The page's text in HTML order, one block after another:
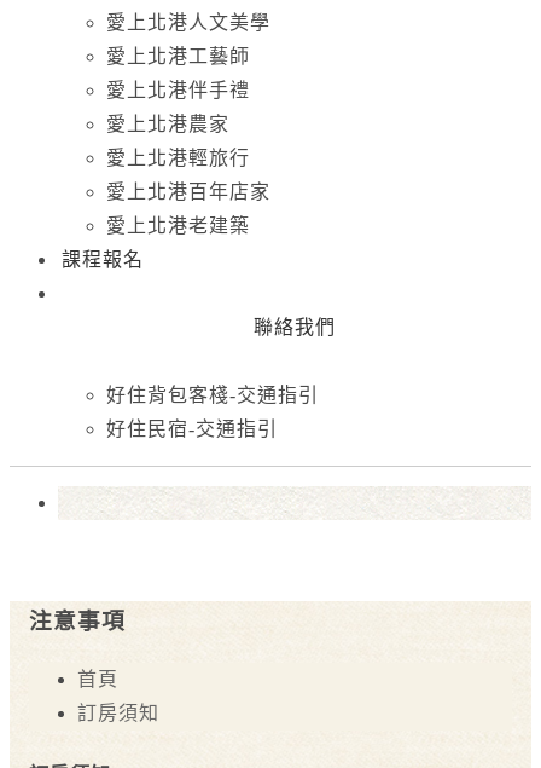
愛上北港人文美學
愛上北港工藝師
愛上北港伴手禮
愛上北港農家
愛上北港輕旅行
愛上北港百年店家
愛上北港老建築
課程報名
聯絡我們
好住背包客棧-交通指引
好住民宿-交通指引
注意事項
首頁
訂房須知